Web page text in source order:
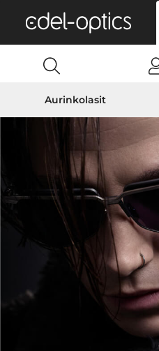
Aurinkolasit